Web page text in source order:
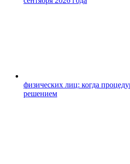
физических лиц: когда
решением